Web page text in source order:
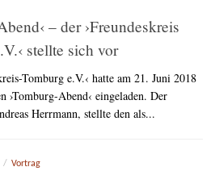
– der ›Freundeskreis
stellte sich vor
Tomburg e.V.‹ hatte am 21. Juni 2018
›Tomburg-Abend‹ eingeladen. Der
Herrmann, stellte den als...
/ Vortrag